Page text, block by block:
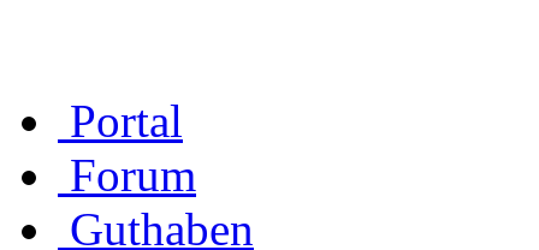
Portal
Forum
Guthaben